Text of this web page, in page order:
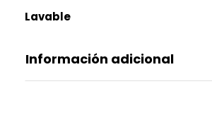
Lavable
Información adicional